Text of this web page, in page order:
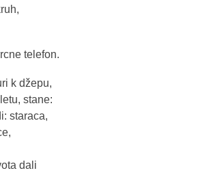
telefon.
k džepu,
stane:
staraca,
dali